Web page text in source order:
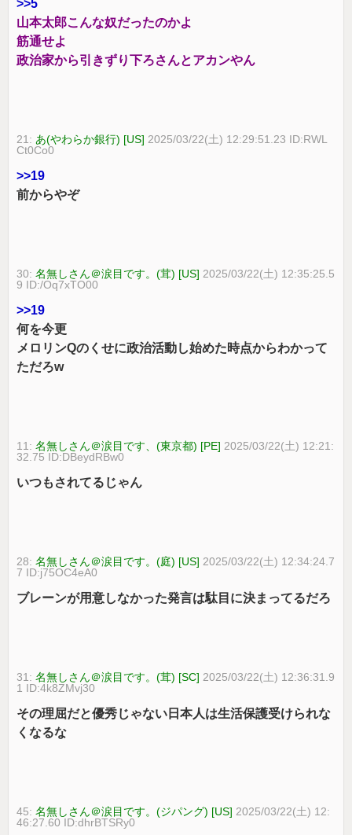
>>5
山本太郎こんな奴だったのかよ
筋通せよ
政治家から引きずり下ろさんとアカンやん
21: あ(やわらか銀行) [US] 2025/03/22(土) 12:29:51.23 ID:RWL
Ct0Co0
>>19
前からやぞ
30:名無しさん＠涙目です。(茸) [US] 2025/03/22(土) 12:35:25.5
9 ID:/Oq7xTO00
>>19
何を今更
メロリンQのくせに政治活動し始めた時点からわかって
ただろw
11:名無しさん＠涙目です、(東京都) [PE] 2025/03/22(土) 12:21:
32.75 ID:DBeydRBw0
いつもされてるじゃん
28:名無しさん＠涙目です。(庭) [US] 2025/03/22(土) 12:34:24.7
7 ID:j75OC4eA0
ブレーンが用意しなかった発言は駄目に決まってるだろ
31:名無しさん＠涙目です。(茸) [SC] 2025/03/22(土) 12:36:31.9
1 ID:4k8ZMvj30
その理屈だと優秀じゃない日本人は生活保護受けられな
くなるな
45:名無しさん＠涙目です。(ジパング) [US] 2025/03/22(土) 12:
46:27.60 ID:dhrBTSRy0